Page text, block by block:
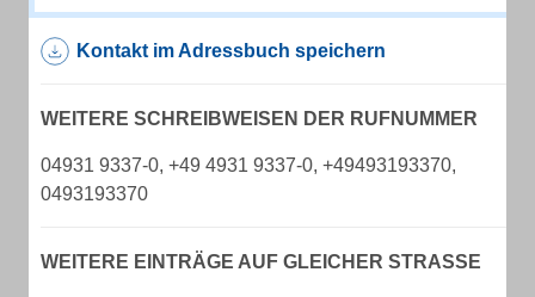
Kontakt im Adressbuch speichern
WEITERE SCHREIBWEISEN DER RUFNUMMER
04931 9337-0, +49 4931 9337-0, +49493193370,
0493193370
WEITERE EINTRÄGE AUF GLEICHER STRASSE